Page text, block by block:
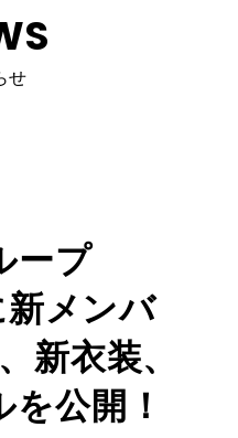
せ
ープ
新メンバ
新衣装、
公開！